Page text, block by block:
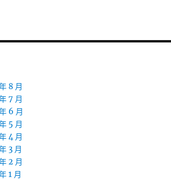
8 月
7 月
6 月
5 月
4 月
3 月
2 月
1 月